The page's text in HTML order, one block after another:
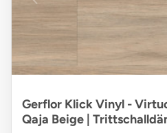
Gerflor Klick Vinyl -
Qaja Beige |